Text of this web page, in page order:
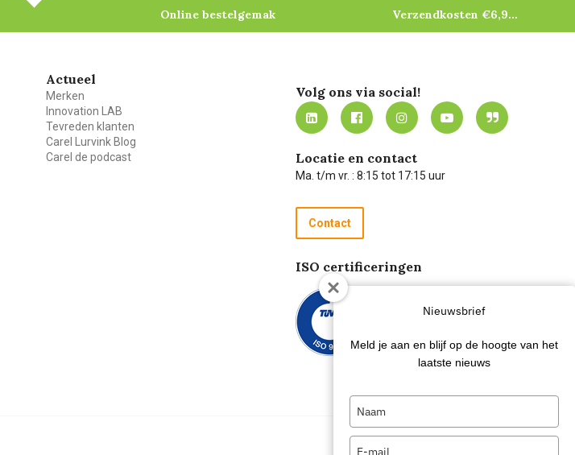
Online bestelgemak Verzendkosten €6,95 – gratis bij je eerste bestelling vanaf €200
Actueel
Merken
Innovation LAB
Tevreden klanten
Carel Lurvink Blog
Carel de podcast
Volg ons via social!
Locatie en contact
Ma. t/m vr. : 8:15 tot 17:15 uur
Contact
ISO certificeringen
Nieuwsbrief
Meld je aan en blijf op de hoogte van het
laatste nieuws
name